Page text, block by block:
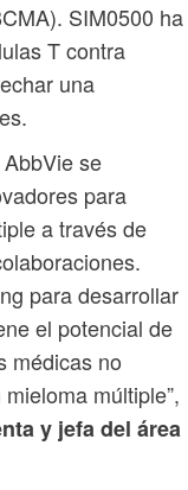
SIM0500 ha
T contra
una
se
para
a través de
para desarrollar
el potencial de
médicas no
múltiple”,
y jefa del área